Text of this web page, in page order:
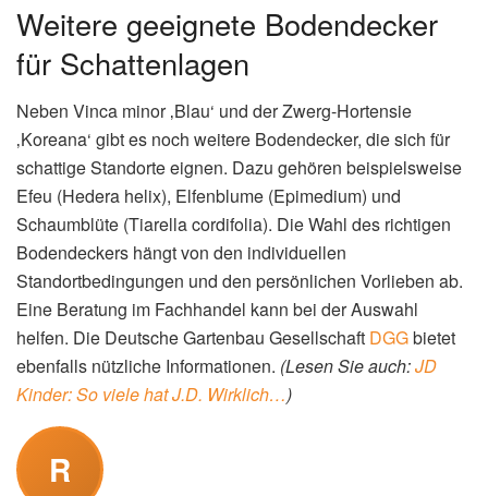
Weitere geeignete Bodendecker
für Schattenlagen
Neben Vinca minor ‚Blau‘ und der Zwerg-Hortensie
‚Koreana‘ gibt es noch weitere Bodendecker, die sich für
schattige Standorte eignen. Dazu gehören beispielsweise
Efeu (Hedera helix), Elfenblume (Epimedium) und
Schaumblüte (Tiarella cordifolia). Die Wahl des richtigen
Bodendeckers hängt von den individuellen
Standortbedingungen und den persönlichen Vorlieben ab.
Eine Beratung im Fachhandel kann bei der Auswahl
helfen. Die Deutsche Gartenbau Gesellschaft DGGbietet
ebenfalls nützliche Informationen. (Lesen Sie auch:JD
Kinder: So viele hat J.D. Wirklich…)
R